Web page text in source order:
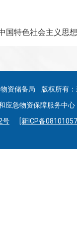
国特色社会主义思
资储备局 版权所有
应急物资保障服务中
号
[新ICP备